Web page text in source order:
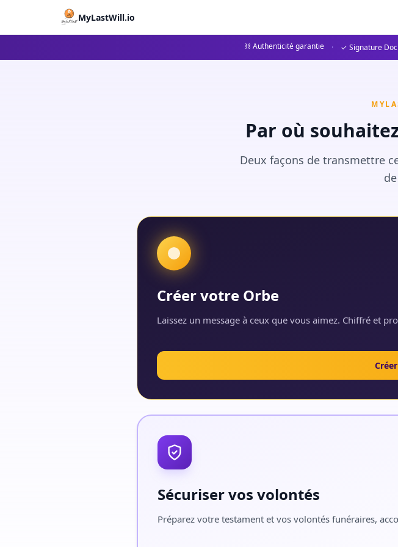
MyLastWill.io
⛓ Authenticité garantie · ✓ Signature
Par où
Deux façons de transmettre
Créer votre Orbe
Laissez un message à ceux que vous aimez. Chiffré et
Sécuriser vos volontés
Préparez votre testament et vos volontés funéraires,